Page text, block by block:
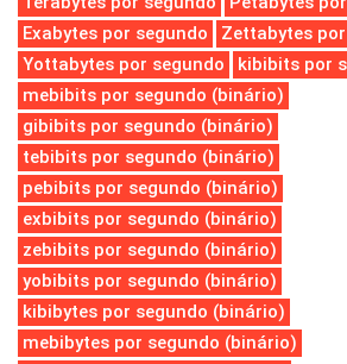
Exabytes por segundo
Zettabytes
Yottabytes por segundo
kibibits por
mebibits por segundo (binário)
gibibits por segundo (binário)
tebibits por segundo (binário)
pebibits por segundo (binário)
exbibits por segundo (binário)
zebibits por segundo (binário)
yobibits por segundo (binário)
kibibytes por segundo (binário)
mebibytes por segundo (binário)